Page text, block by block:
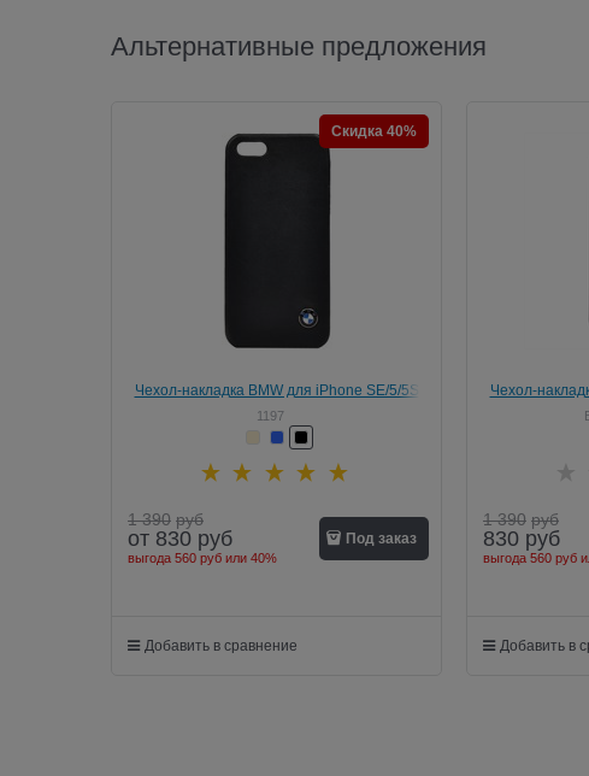
Альтернативные предложения
Чехол-накладка BMW для iPhone SE/5/5S
Signature Hard
1197
Скидка 40%
1 390 руб
от 830 руб
выгода 560 руб или 40%
Под заказ
Добавить в сравнение
Чехол-
1 390 руб
830 руб
выгода 560 руб
Добавить в